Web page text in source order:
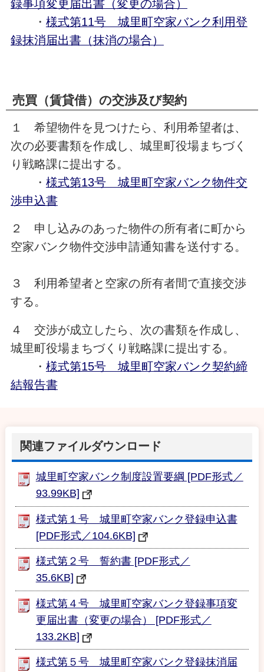
録事項変更届出書（変更の場合）
・ 様式第11号 城里町空家バンク利用登
録抹消届出書（抹消の場合）
売買（賃貸借）の交渉及び契約
１ 希望物件を見つけたら、利用希望者は、
次の必要書類を作成し、城里町役場まちづく
り戦略課に提出する。
・ 様式第13号 城里町空家バンク物件交
渉申込書
２ 申し込みのあった物件の所有者に町から
空家バンク物件交渉申請通知書を送付する。
３ 利用希望者と空家の所有者間で直接交渉
する。
４ 交渉が成立したら、次の書類を作成し、
城里町役場まちづくり戦略課に提出する。
・ 様式第15号 城里町空家バンク契約締
結報告書
関連ファイルダウンロード
城里町空家バンク制度設置要綱 [PDF形式／
93.99KB]
様式第１号 城里町空家バンク登録申込書
[PDF形式／104.6KB]
様式第２号 誓約書 [PDF形式／
35.6KB]
様式第４号 城里町空家バンク登録事項変
更届出書（変更の場合） [PDF形式／
133.2KB]
様式第５号 城里町空家バンク登録抹消届